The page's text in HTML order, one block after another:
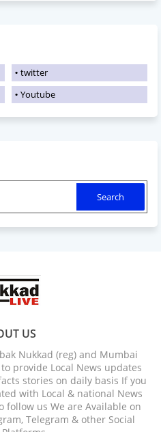
twitter
Youtube
US
Nukkad (reg) and Mumbai
provide Local News updates
stories on daily basis If you
with Local & national News
us We are Available on
Telegram & other Social